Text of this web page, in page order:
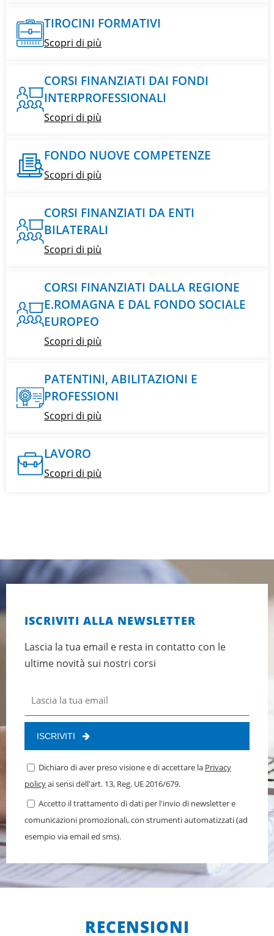
TIROCINI FORMATIVI
Scopri di più
CORSI FINANZIATI DAI FONDI
INTERPROFESSIONALI
Scopri di più
FONDO NUOVE COMPETENZE
Scopri di più
CORSI FINANZIATI DA ENTI
BILATERALI
Scopri di più
CORSI FINANZIATI DALLA REGIONE
E.ROMAGNA E DAL FONDO SOCIALE
EUROPEO
Scopri di più
PATENTINI, ABILITAZIONI E
PROFESSIONI
Scopri di più
LAVORO
Scopri di più
ISCRIVITI ALLA NEWSLETTER
Lascia la tua email e resta in contatto con le
ultime novità sui nostri corsi
ISCRIVITI
Dichiaro di aver preso visione e di accettare la Privacy
policyai sensi dell'art. 13, Reg. UE 2016/679.
Accetto il trattamento di dati per l'invio di newsletter e
comunicazioni promozionali, con strumenti automatizzati (ad
esempio via email ed sms).
RECENSIONI